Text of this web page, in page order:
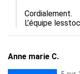
Cordialement.
L’équipe
Anne marie C.